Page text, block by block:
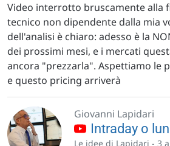
Video interrotto bruscamente alla
tecnico non dipendente dalla mia
dell'analisi è chiaro: adesso è la
dei prossimi mesi, e i mercati
ancora "prezzarla". Aspettiamo le
e questo pricing arriverà
Giovanni Lapidari
Intraday o
Le idee di Lapidari - 3